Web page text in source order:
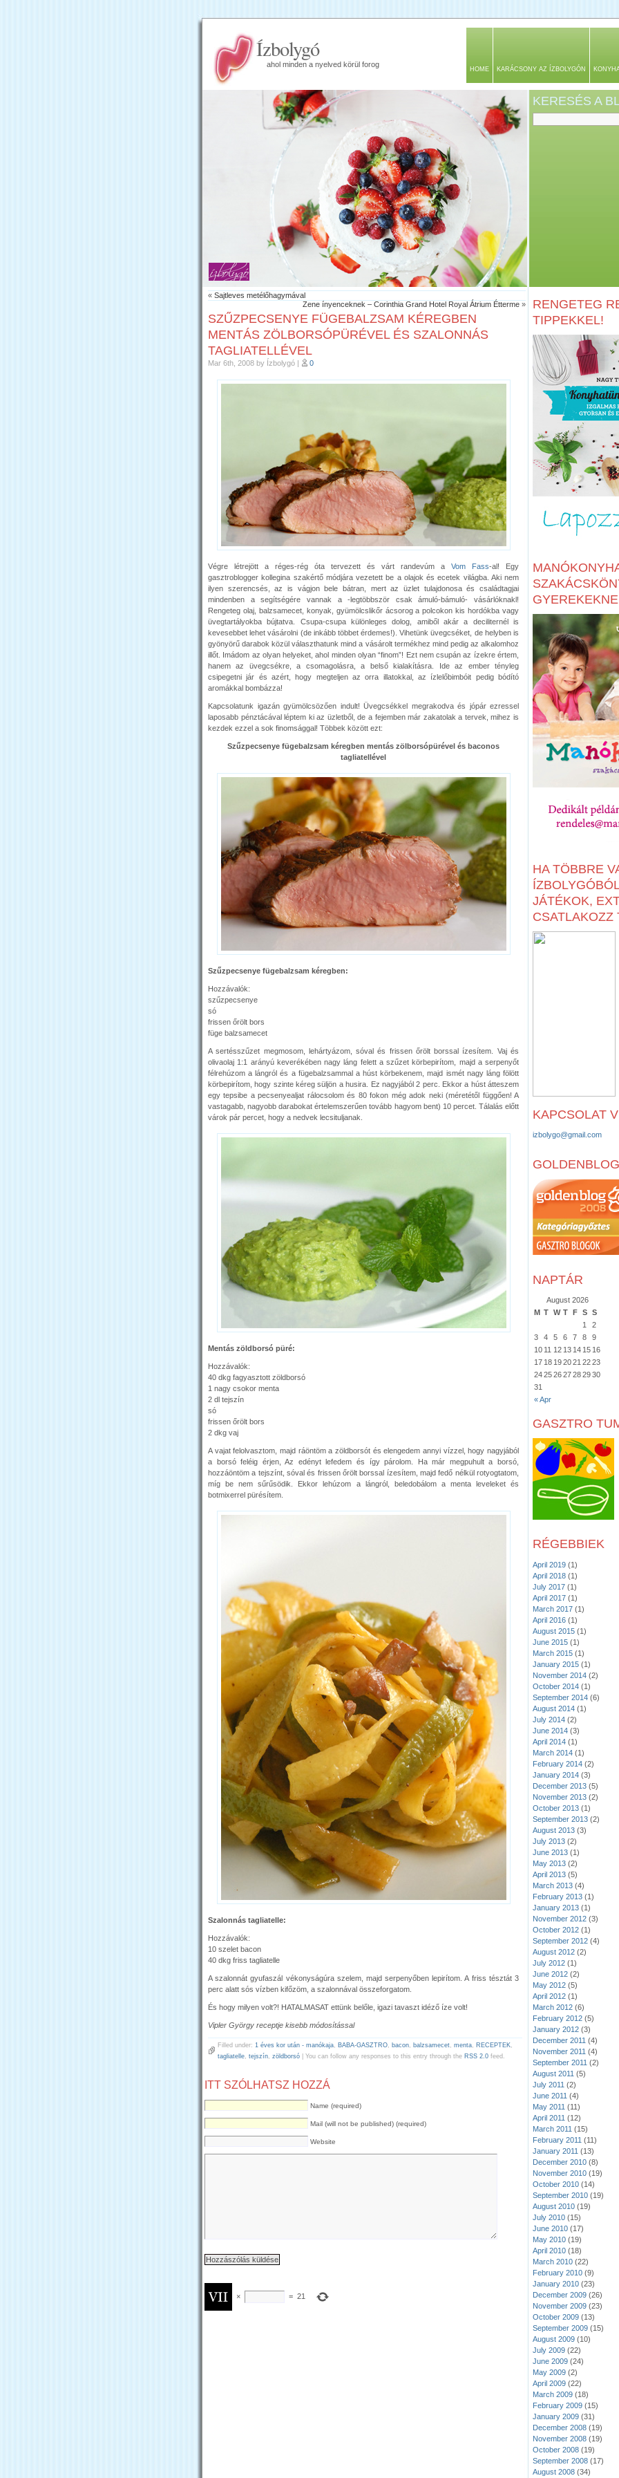
Ízbolygó
ahol minden a nyelved körül forog
HOME KARÁCSONY AZ ÍZBOLYGÓN
KERESÉS A
« Sajtleves metélőhagymával
Zene ínyenceknek – Corinthia Grand Hotel Royal Átrium Étterme »
SZŰZPECSENYE FÜGEBALZSAM KÉREGBEN
MENTÁS ZÖLBORSÓPÜRÉVEL ÉS SZALONNÁS
TAGLIATELLÉVEL
Mar 6th, 2008 by Ízbolygó | 0
Végre létrejött a réges-rég óta tervezett és várt randevúm a Vom Fass-al! Egy
gasztroblogger kollegina szakértő módjára vezetett be a olajok és ecetek világba. Aki nem
ilyen szerencsés, az is vágjon bele bátran, mert az üzlet tulajdonosa és családtagjai
mindenben a segítségére vannak a -legtöbbször csak ámuló-bámuló- vásárlóknakl!
Rengeteg olaj, balzsamecet, konyak, gyümölcslikőr ácsorog a polcokon kis hordókba vagy
üvegtartályokba bújtatva. Csupa-csupa különleges dolog, amiből akár a deciliternél is
kevesebbet lehet vásárolni (de inkább többet érdemes!). Vihetünk üvegcséket, de helyben is
gyönyörű darabok közül választhatunk mind a vásárolt termékhez mind pedig az alkalomhoz
illőt. Imádom az olyan helyeket, ahol minden olyan “finom”! Ezt nem csupán az ízekre értem,
hanem az üvegcsékre, a csomagolásra, a belső kialakításra. Ide az ember tényleg
csipegetni jár és azért, hogy megteljen az orra illatokkal, az ízlelőbimbóit pedig bódító
aromákkal bombázza!
Kapcsolatunk igazán gyümölcsözően indult! Üvegcsékkel megrakodva és jópár ezressel
laposabb pénztácával léptem ki az üzletből, de a fejemben már zakatolak a tervek, mihez is
kezdek ezzel a sok finomsággal! Többek között ezt:
Szűzpecsenye fügebalzsam kéregben mentás zölborsópürével és baconos
tagliatellével
Szűzpecsenye fügebalzsam kéregben:
Hozzávalók:
szűzpecsenye
só
frissen őrölt bors
füge balzsamecet
A sertésszűzet megmosom, lehártyázom, sóval és frissen őrölt borssal ízesítem. Vaj és
olivaolaj 1:1 arányú keverékében nagy láng felett a szűzet körbepirítom, majd a serpenyőt
félrehúzom a lángról és a fügebalzsammal a húst körbekenem, majd ismét nagy láng fölött
körbepirítom, hogy szinte kéreg süljön a husira. Ez nagyjából 2 perc. Ekkor a húst átteszem
egy tepsibe a pecsenyealjat rálocsolom és 80 fokon még adok neki (méretétől függően! A
vastagabb, nagyobb darabokat értelemszerűen tovább hagyom bent) 10 percet. Tálalás előtt
várok pár percet, hogy a nedvek lecsituljanak.
Mentás zöldborsó püré:
Hozzávalók:
40 dkg fagyasztott zöldborsó
1 nagy csokor menta
2 dl tejszín
só
frissen őrölt bors
2 dkg vaj
A vajat felolvasztom, majd ráöntöm a zöldborsót és elengedem annyi vízzel, hogy nagyjából
a borsó feléig érjen, Az edényt lefedem és így párolom. Ha már megpuhult a borsó,
hozzáöntöm a tejszínt, sóval és frissen őrölt borssal ízesítem, majd fedő nélkül rotyogtatom,
míg be nem sűrűsödik. Ekkor lehúzom a lángról, beledobálom a menta leveleket és
botmixerrel pürésítem.
Szalonnás tagliatelle:
Hozzávalók:
10 szelet bacon
40 dkg friss tagliatelle
A szalonnát gyufaszál vékonyságúra szelem, majd serpenyőben lepirítom. A friss tésztát 3
perc alatt sós vízben kifőzöm, a szalonnával összeforgatom.
És hogy milyen volt?! HATALMASAT ettünk belőle, igazi tavaszt idéző íze volt!
Vipler György receptje kisebb módosítással
Filled under: 1 éves kor után - manókaja BABA-GASZTRO bacon balzsamecet menta RECEPTEK
tagliatelle tejszín zöldborsó | You can follow any responses to this entry through the RSS 2.0 feed.
ITT SZÓLHATSZ HOZZÁ
Name (required)
Mail (will not be published) (required)
Website
× = 21
RENGETEG
TIPPEKKEL!
HA TÖBBRE
JÁTÉKOK,
CSATLAKOZZ
KAPCSOLAT
izbolygo@gmail.com
GOLDENBLOG
NAPTÁR
August 2026
M T W T F S S
« Apr
1
2
3
4 5 6 7 8
9
10 11 12 13 14 15 16
17 18 192021 2223
24252627282930
31
GASZTRO
RÉGEBBIEK
April 2019 (1)
April 2018 (1)
July 2017 (1)
April 2017 (1)
March 2017 (1)
April 2016 (1)
August 2015 (1)
June 2015 (1)
March 2015 (1)
January 2015 (1)
November 2014 (2)
October 2014 (1)
September 2014 (6)
August 2014 (1)
July 2014 (2)
June 2014 (3)
April 2014 (1)
March 2014 (1)
February 2014 (2)
January 2014 (3)
December 2013 (5)
November 2013 (2)
October 2013 (1)
September 2013 (2)
August 2013 (3)
July 2013 (2)
June 2013 (1)
May 2013 (2)
April 2013 (5)
March 2013 (4)
February 2013 (1)
January 2013 (1)
November 2012 (3)
October 2012 (1)
September 2012 (4)
August 2012 (2)
July 2012 (1)
June 2012 (2)
May 2012 (5)
April 2012 (1)
March 2012 (6)
February 2012 (5)
January 2012 (3)
December 2011 (4)
November 2011 (4)
September 2011 (2)
August 2011 (5)
July 2011 (2)
June 2011 (4)
May 2011 (11)
April 2011 (12)
March 2011 (15)
February 2011 (11)
January 2011 (13)
December 2010 (8)
November 2010 (19)
October 2010 (14)
September 2010 (19)
August 2010 (19)
July 2010 (15)
June 2010 (17)
May 2010 (19)
April 2010 (18)
March 2010 (22)
February 2010 (9)
January 2010 (23)
December 2009 (26)
November 2009 (23)
October 2009 (13)
September 2009 (15)
August 2009 (10)
July 2009 (22)
June 2009 (24)
May 2009 (2)
April 2009 (22)
March 2009 (18)
February 2009 (15)
January 2009 (31)
December 2008 (19)
November 2008 (19)
October 2008 (19)
September 2008 (17)
August 2008 (34)